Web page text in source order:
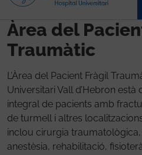
Àrea del
Traumàtic
L’Àrea del Pacient Fràgil
Universitari Vall d’Hebron està
integral de pacients amb
de turmell i altres
inclou cirurgia traumatològica,
anestèsia, rehabilitació,